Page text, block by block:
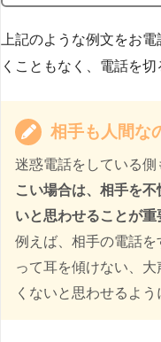
上記のような例文をお
くこともなく、電話を
相手も人間な
迷惑電話をしている側
こい場合は、相手を
いと思わせることが重
例えば、相手の電話
って耳を傾けない、
くないと思わせるよう